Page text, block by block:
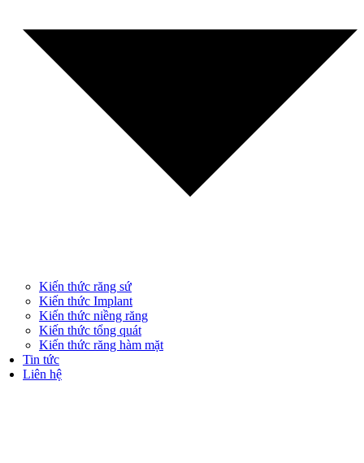
Kiến thức răng sứ
Kiến thức Implant
Kiến thức niềng răng
Kiến thức tổng quát
Kiến thức răng hàm mặt
Tin tức
Liên hệ